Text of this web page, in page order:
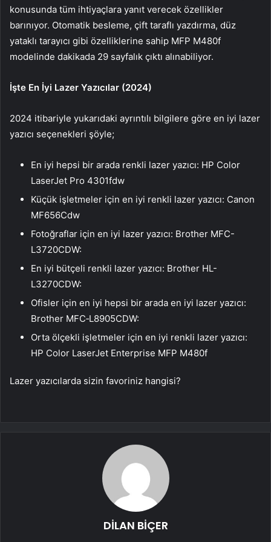
konusunda tüm ihtiyaçlara yanıt verecek özellikler
barınıyor. Otomatik besleme, çift taraflı yazdırma, düz
yataklı tarayıcı gibi özelliklerine sahip MFP M480f
modelinde dakikada 29 sayfalık çıktı alınabiliyor.
İşte En İyi Lazer Yazıcılar (2024)
2024 itibariyle yukarıdaki ayrıntılı bilgilere göre en iyi lazer
yazıcı seçenekleri şöyle;
En iyi hepsi bir arada renkli lazer yazıcı: HP Color
LaserJet Pro 4301fdw
Küçük işletmeler için en iyi renkli lazer yazıcı: Canon
MF656Cdw
Fotoğraflar için en iyi lazer yazıcı: Brother MFC-
L3720CDW:
En iyi bütçeli renkli lazer yazıcı: Brother HL-
L3270CDW:
Ofisler için en iyi hepsi bir arada en iyi lazer yazıcı:
Brother MFC‐L8905CDW:
Orta ölçekli işletmeler için en iyi renkli lazer yazıcı:
HP Color LaserJet Enterprise MFP M480f
Lazer yazıcılarda sizin favoriniz hangisi?
DİLAN BİÇER